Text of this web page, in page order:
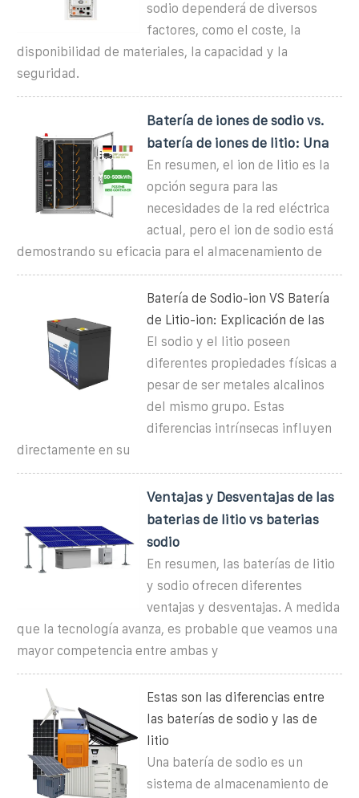
sodio dependerá de diversos
factores, como el coste, la
disponibilidad de materiales, la capacidad y la
seguridad.
Batería de iones de sodio vs.
batería de iones de litio: Una
En resumen, el ion de litio es la
opción segura para las
necesidades de la red eléctrica
actual, pero el ion de sodio está
demostrando su eficacia para el almacenamiento de
Batería de Sodio-ion VS Batería
de Litio-ion: Explicación de las
El sodio y el litio poseen
diferentes propiedades físicas a
pesar de ser metales alcalinos
del mismo grupo. Estas
diferencias intrínsecas influyen
directamente en su
Ventajas y Desventajas de las
baterias de litio vs baterias
sodio
En resumen, las baterías de litio
y sodio ofrecen diferentes
ventajas y desventajas. A medida
que la tecnología avanza, es probable que veamos una
mayor competencia entre ambas y
Estas son las diferencias entre
las baterías de sodio y las de
litio
Una batería de sodio es un
sistema de almacenamiento de